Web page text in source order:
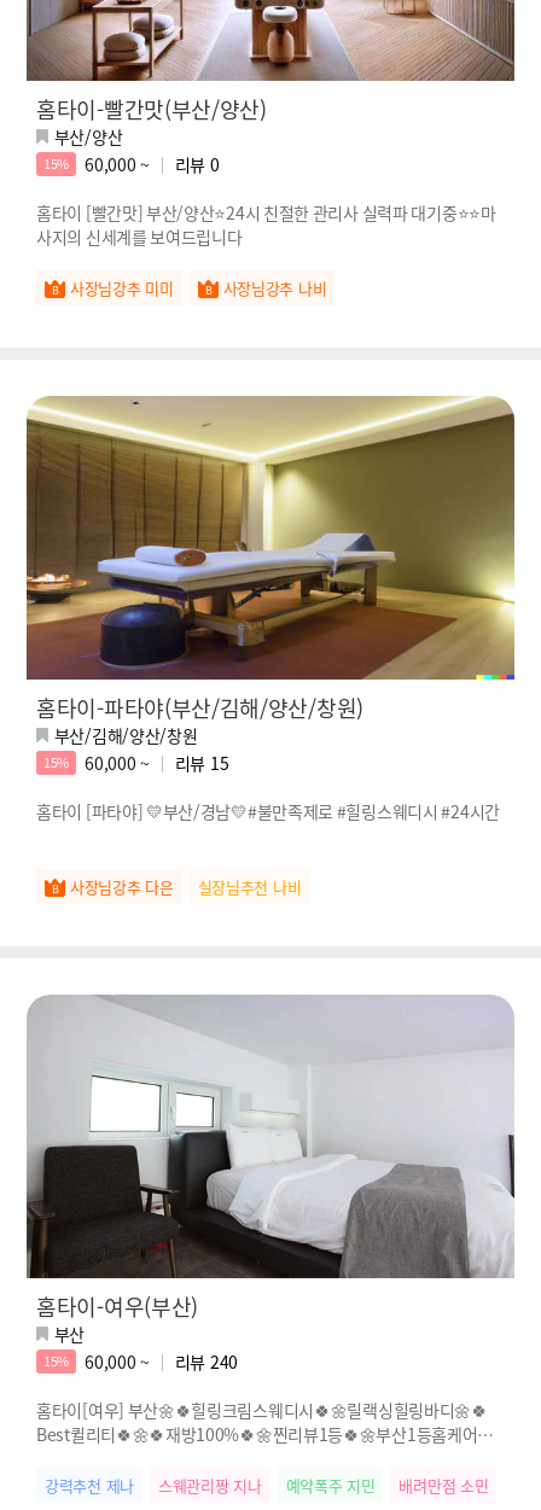
홈타이-빨간맛(부산/양산)
부산/양산
15% 60,000 ~ 리뷰 0
홈타이 [빨간맛] 부산/양산⭐️24시 친절한 관리사 실력파 대기중⭐️⭐️마
사지의 신세계를 보여드립니다
사장님강추 미미 사장님강추 나비
홈타이-파타야(부산/김해/양산/창원)
부산/김해/양산/창원
15% 60,000 ~ 리뷰 15
홈타이 [파타야] 💛부산/경남💛#불만족제로 #힐링스웨디시 #24시간
사장님강추 다은 실장님추천 나비
홈타이-여우(부산)
부산
15% 60,000 ~ 리뷰 240
홈타이[여우] 부산🌼🍀힐링크림스웨디시🍀🌼릴랙싱힐링바디🌼🍀
Best퀼리티🍀🌼🍀재방100%🍀🌼찐리뷰1등🍀🌼부산1등홈케어🍀
강력추천 제나 스웨관리짱 지나 예약폭주 지민 배려만점 소민